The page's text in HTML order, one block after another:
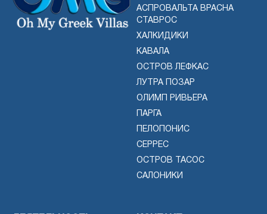
АСПРОВАЛЬТА ВРАСНА
СТАВРОС
ХАЛКИДИКИ
КАВАЛА
ОСТРОВ ЛЕФКАС
ЛУТРА ПОЗАР
ОЛИМП РИВЬЕРА
ПАРГА
ПЕЛОПОНИС
СЕРРЕС
ОСТРОВ ТАСОС
САЛОНИКИ